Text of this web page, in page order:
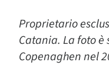
Proprietario
Catania. La foto
Copenaghen nel